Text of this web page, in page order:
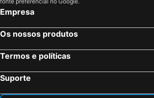
Empresa
Os nossos produtos
Termos e políticas
Suporte